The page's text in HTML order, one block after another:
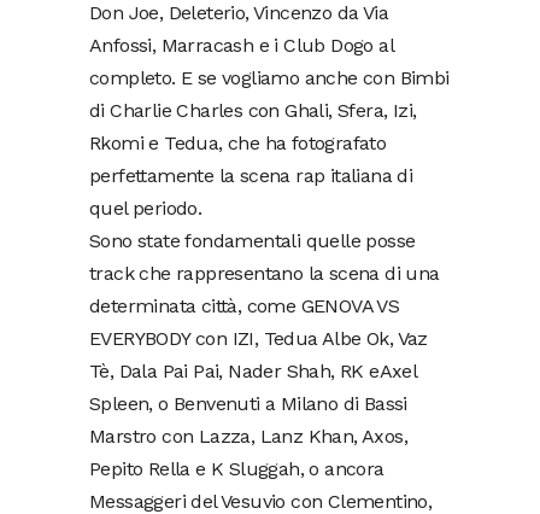
Don Joe, Deleterio, Vincenzo da Via
Anfossi, Marracash e i Club Dogo al
completo. E se vogliamo anche con Bimbi
di Charlie Charles con Ghali, Sfera, Izi,
Rkomi e Tedua, che ha fotografato
perfettamente la scena rap italiana di
quel periodo.
Sono state fondamentali quelle posse
track che rappresentano la scena di una
determinata città, come GENOVA VS
EVERYBODY con IZI, Tedua Albe Ok, Vaz
Tè, Dala Pai Pai, Nader Shah, RK eAxel
Spleen, o Benvenuti a Milano di Bassi
Marstro con Lazza, Lanz Khan, Axos,
Pepito Rella e K Sluggah, o ancora
Messaggeri del Vesuvio con Clementino,